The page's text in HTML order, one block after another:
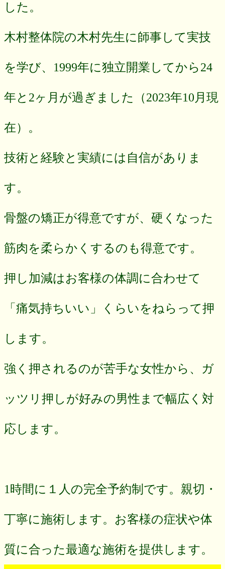
した。
木村整体院の木村先生に師事して実技
を学び、1999年に独立開業してから24
年と2ヶ月が過ぎました（2023年10月現
在）。
技術と経験と実績には自信がありま
す。
骨盤の矯正が得意ですが、硬くなった
筋肉を柔らかくするのも得意です。
押し加減はお客様の体調に合わせて
「 痛気持ちいい 」くらいをねらって押
します。
強く押されるのが苦手な女性から、ガ
ッツリ押しが好みの男性まで幅広く対
応します。
1時間に１人の完全予約制です。親切・
丁寧に施術します。お客様の症状や体
質に合った最適な施術を提供します。